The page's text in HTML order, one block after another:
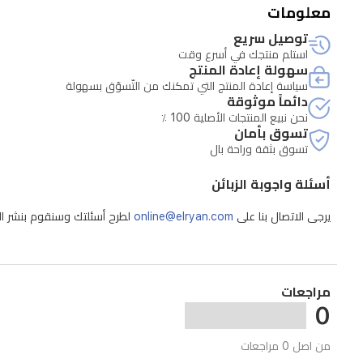
معلومات
توصيل سريع
استلم منتجك في أسرع وقت
سهولة إعادة المنتج
سياسة إعادة المنتج التي تمكنك من التّسوّق بسهولة
دائماً موثوقة
نحن نبيع المنتجات الأصلية 100 ٪
تسوق بأمان
تسوق بثقة وراحة بال
أسئلة واجوبة الزبائن
يرجى الاتصال بنا على online@elryan.com لطرح أسئلتك وسنقوم بنشر
مراجعات
0
من اصل 0 مراجعات